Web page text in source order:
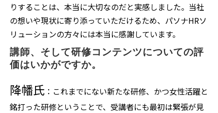
りすることは、本当に大切なのだと実感しました。当社
の想いや現状に寄り添っていただけるため、パソナHRソ
リューションの方々には本当に感謝しています。
講師、そして研修コンテンツについての評
価はいかがですか。
降幡氏 ：これまでにない新たな研修、かつ女性活躍と
銘打った研修ということで、受講者にも最初は緊張が見